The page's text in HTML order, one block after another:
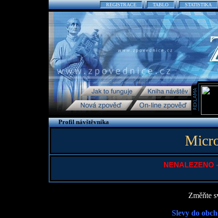
REGISTRACE TABLO STATISTIKA
Profil návštěvníka
NENALEZENO
Změňte
Slevy do